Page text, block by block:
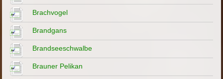
Brachvogel
Brandgans
Brandseeschwalbe
Brauner Pelikan